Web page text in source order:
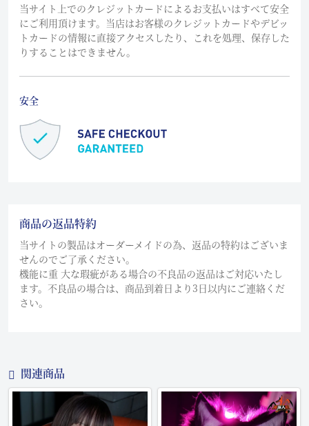
当サイト上でのクレジットカードによるお支払いはすべて安全
にご利用頂けます。当店はお客様のクレジットカードやデビッ
トカードの情報に直接アクセスしたり、これを処理、保存した
りすることはできません。
安全
商品の返品特約
当サイトの製品はオーダーメイドの為、返品の特約はございま
せんのでご了承ください。
機能に重 大な瑕疵がある場合の不良品の返品はご対応いたし
ます。不良品の場合は、商品到着日より3日以内にご連絡くだ
さい。
関連商品